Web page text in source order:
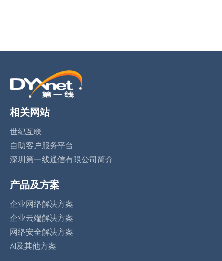
相关网站
世纪互联
自助客户服务平台
深圳第一线通信有限公司简介
产品及方案
企业网络解决方案
企业云端解决方案
网络安全解决方案
AI及其他方案